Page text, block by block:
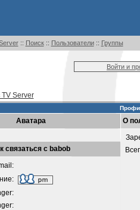
:: Поиск:: Пользователи:: Группы
Войти и
Server
Аватара
О
связаться с babob